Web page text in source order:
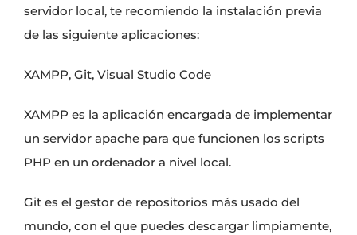
servidor local, te recomiendo la instalación previa
de las siguiente aplicaciones:
XAMPP, Git, Visual Studio Code
XAMPP es la aplicación encargada de implementar
un servidor apache para que funcionen los scripts
PHP en un ordenador a nivel local.
Git es el gestor de repositorios más usado del
mundo, con el que puedes descargar limpiamente,